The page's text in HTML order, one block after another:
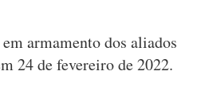
armamento dos aliados
24 de fevereiro de 2022.